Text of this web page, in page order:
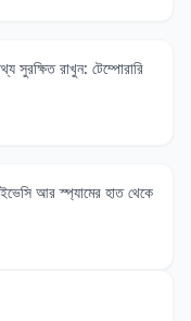
সুরক্ষিত রাখুন: টেম্পোরারি
আর স্প্যামের হাত থেকে